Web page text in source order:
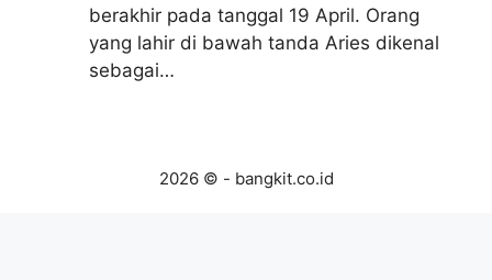
berakhir pada tanggal 19 April. Orang
yang lahir di bawah tanda Aries dikenal
sebagai…
2026 © - bangkit.co.id